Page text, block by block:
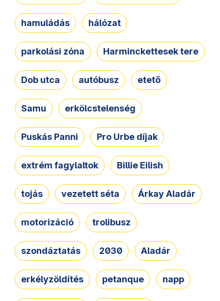
hamuládás hálózat
parkolási zóna Harminckettesek tere
Dob utca autóbusz etető
Samu erkölcstelenség
Puskás Panni Pro Urbe díjak
extrém fagylaltok Billie Eilish
tojás vezetett séta Árkay Aladár
motorizáció trolibusz
szondáztatás 2030 Aladár
erkélyzöldítés petanque napp